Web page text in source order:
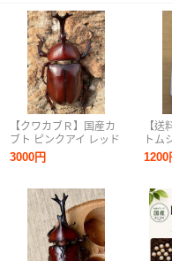
【クワカブＲ】国産カ
ブト ピンクアイ レッド
ボディ 初2令幼虫10頭
(レッドアイ) (即決で死
3000円
【送
トム
甑島
シ
1200